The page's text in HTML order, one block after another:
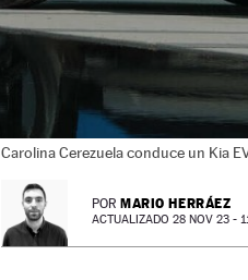
Carolina Cerezuela conduce un Kia
POR MARIO HERRÁEZ
ACTUALIZADO 28 NOV 23 -